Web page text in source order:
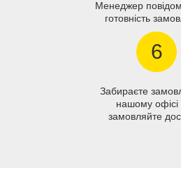
Менеджер
готовність
6
Забираєте
нашому офісі
замовляйте